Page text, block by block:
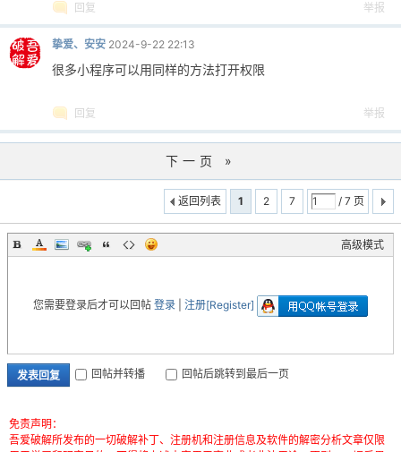
回复 举报
挚爱、安安 2024-9-22 22:13
很多小程序可以用同样的方法打开权限
回复 举报
下一页 »
1 2 7 / 7 页
返回列表
高级模式
您需要登录后才可以回帖 登录 注册[Register]
发表回复 回帖并转播 回帖后跳转到最后一页
免责声明：
吾爱破解所发布的一切破解补丁、注册机和注册信息及软件的解密分析文章仅限